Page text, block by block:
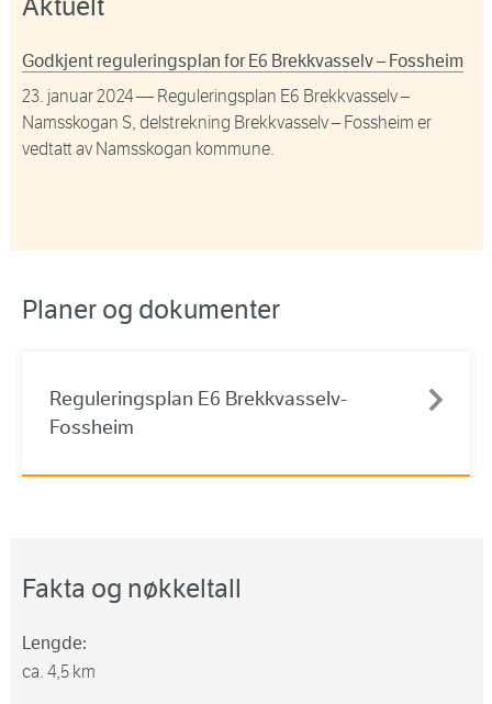
Aktuelt
Godkjent reguleringsplan for E6 Brekkvasselv – Fossheim
23. januar 2024— Reguleringsplan E6 Brekkvasselv –
Namsskogan S, delstrekning Brekkvasselv – Fossheim er
vedtatt av Namsskogan kommune.
Planer og dokumenter
Reguleringsplan E6 Brekkvasselv-
Fossheim
Fakta og nøkkeltall
Lengde:
ca. 4,5 km